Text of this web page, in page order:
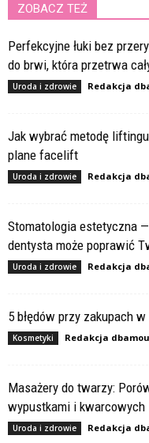
ZOBACZ TEŻ
Perfekcyjne łuki bez
do brwi, która przetrwa
Uroda i zdrowie Redakcja
Jak wybrać metodę
plane facelift
Uroda i zdrowie Redakcja
Stomatologia estetyczna
dentysta może poprawić
Uroda i zdrowie Redakcja
5 błędów przy zakupach
Kosmetyki Redakcja
Masażery do twarzy:
wypustkami i kwarcowych
Uroda i zdrowie Redakcja